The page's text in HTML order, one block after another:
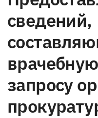
сведений,
запросу